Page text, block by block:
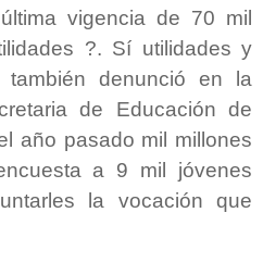
vigencia de 70 mil
?. Sí utilidades y
también denunció en la
de Educación de
año pasado mil millones
a 9 mil jóvenes
la vocación que